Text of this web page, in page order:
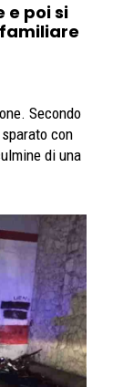
e poi si
Secondo
con
di una